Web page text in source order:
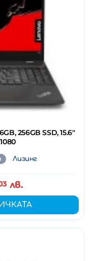
256GB SSD, 15.6''
Лизинг
лв.